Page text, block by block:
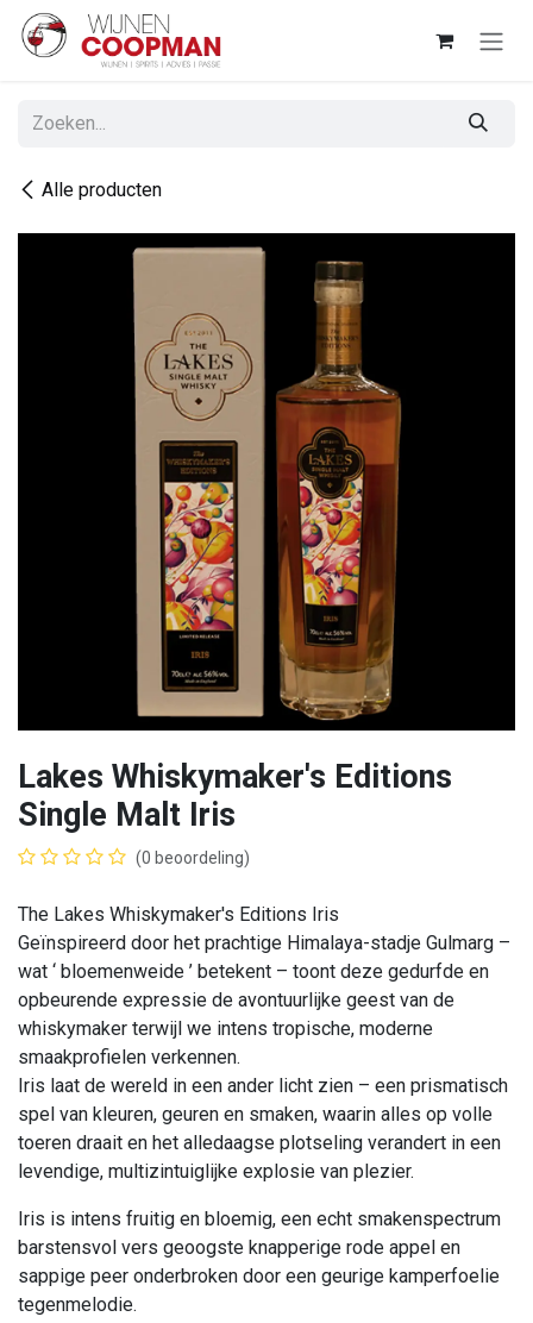
Overslaan naar inhoud
Alle producten
Lakes Whiskymaker's Editions
Single Malt Iris
(0 beoordeling)
The Lakes Whiskymaker's Editions Iris
Geïnspireerd door het prachtige Himalaya-stadje Gulmarg –
wat ‘ bloemenweide ’ betekent – ​​toont deze gedurfde en
opbeurende expressie de avontuurlijke geest van de
whiskymaker terwijl we intens tropische, moderne
smaakprofielen verkennen.
Iris laat de wereld in een ander licht zien – een prismatisch
spel van kleuren, geuren en smaken, waarin alles op volle
toeren draait en het alledaagse plotseling verandert in een
levendige, multizintuiglijke explosie van plezier.
Iris is intens fruitig en bloemig, een echt smakenspectrum
barstensvol vers geoogste knapperige rode appel en
sappige peer onderbroken door een geurige kamperfoelie
tegenmelodie.